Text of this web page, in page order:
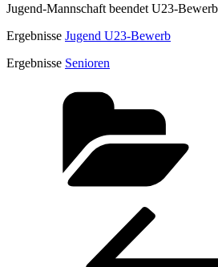
Jugend-Mannschaft beendet U23-
Ergebnisse Jugend U23-Bewerb
Ergebnisse Senioren
Beitragsnavigation